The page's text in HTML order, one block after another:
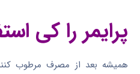
پرایمر را کی
همیشه بعد از مصرف مرطوب